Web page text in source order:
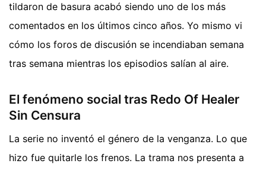
tildaron de basura acabó siendo uno de los más
comentados en los últimos cinco años. Yo mismo vi
cómo los foros de discusión se incendiaban semana
tras semana mientras los episodios salían al aire.
El fenómeno social tras Redo Of Healer
Sin Censura
La serie no inventó el género de la venganza. Lo que
hizo fue quitarle los frenos. La trama nos presenta a